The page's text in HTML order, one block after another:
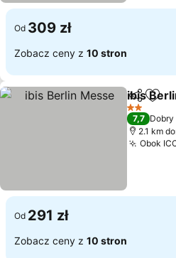
Od 309 zł
Zobacz ceny z 10 stron
ibis
2 Kategoria
7,7 Dobry
2.1 km
Obok
Od 291 zł
Zobacz ceny z 10 stron